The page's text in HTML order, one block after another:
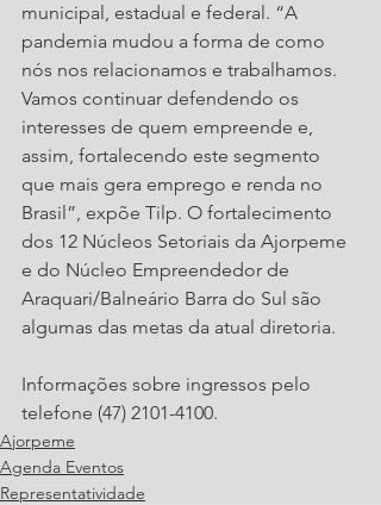
municipal, estadual e federal. “A
pandemia mudou a forma de como
nós nos relacionamos e trabalhamos.
Vamos continuar defendendo os
interesses de quem empreende e,
assim, fortalecendo este segmento
que mais gera emprego e renda no
Brasil”, expõe Tilp. O fortalecimento
dos 12 Núcleos Setoriais da Ajorpeme
e do Núcleo Empreendedor de
Araquari/Balneário Barra do Sul são
algumas das metas da atual diretoria.
Informações sobre ingressos pelo
telefone (47) 2101-4100.
Ajorpeme
Agenda Eventos
Representatividade